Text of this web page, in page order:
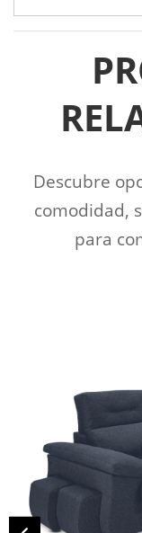
Descubre
comodidad,
para